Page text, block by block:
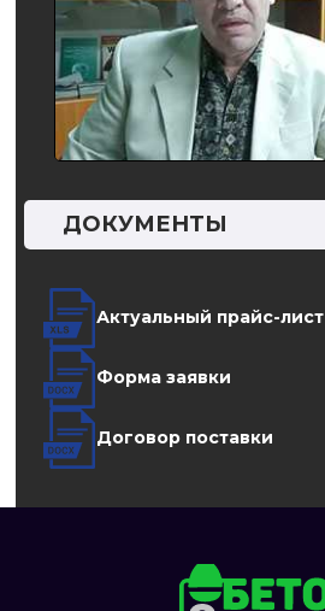
ДОКУМЕНТЫ
Актуальный прайс-лист
Форма заявки
Договор поставки